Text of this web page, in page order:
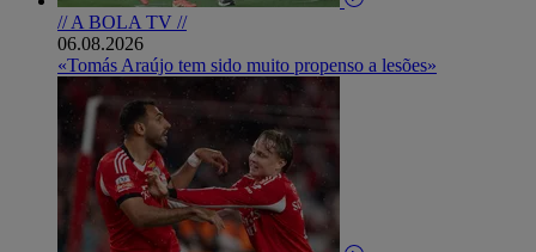
// A BOLA TV //
06.08.2026
«Tomás Araújo tem sido muito propenso a lesões»